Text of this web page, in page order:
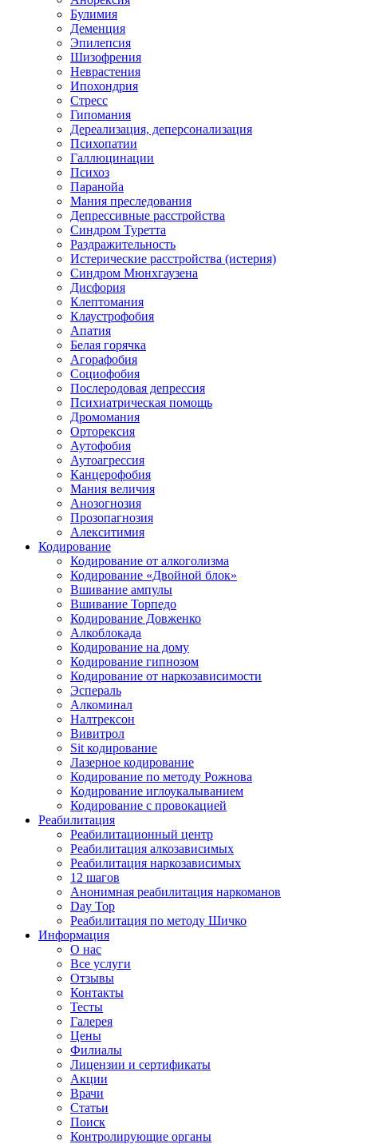
Булимия
Деменция
Эпилепсия
Шизофрения
Неврастения
Ипохондрия
Стресс
Гипомания
Дереализация, деперсонализация
Психопатии
Галлюцинации
Психоз
Паранойа
Мания преследования
Депрессивные расстройства
Синдром Туретта
Раздражительность
Истерические расстройства (истерия)
Синдром Мюнхгаузена
Дисфория
Клептомания
Клаустрофобия
Апатия
Белая горячка
Агорафобия
Социофобия
Послеродовая депрессия
Психиатрическая помощь
Дромомания
Орторексия
Аутофобия
Аутоагрессия
Канцерофобия
Мания величия
Анозогнозия
Прозопагнозия
Алекситимия
Кодирование
Кодирование от алкоголизма
Кодирование «Двойной блок»
Вшивание ампулы
Вшивание Торпедо
Кодирование Довженко
Алкоблокада
Кодирование на дому
Кодирование гипнозом
Кодирование от наркозависимости
Эспераль
Алкоминал
Налтрексон
Вивитрол
Sit кодирование
Лазерное кодирование
Кодирование по методу Рожнова
Кодирование иглоукалыванием
Кодирование с провокацией
Реабилитация
Реабилитационный центр
Реабилитация алкозависимых
Реабилитация наркозависимых
12 шагов
Анонимная реабилитация наркоманов
Day Top
Реабилитация по методу Шичко
Информация
О нас
Все услуги
Отзывы
Контакты
Тесты
Галерея
Цены
Филиалы
Лицензии и сертификаты
Акции
Врачи
Статьи
Поиск
Контролирующие органы